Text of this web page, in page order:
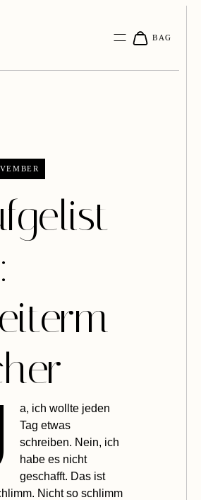
a, ich wollte jeden
Tag etwas
schreiben. Nein, ich
habe es nicht
geschafft. Das ist
Nicht so schlimm